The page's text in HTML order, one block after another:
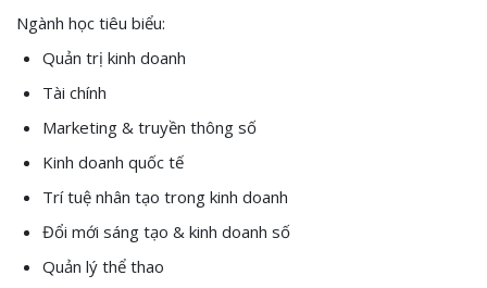
Ngành học tiêu biểu:
Quản trị kinh doanh
Tài chính
Marketing & truyền thông số
Kinh doanh quốc tế
Trí tuệ nhân tạo trong kinh doanh
Đổi mới sáng tạo & kinh doanh số
Quản lý thể thao